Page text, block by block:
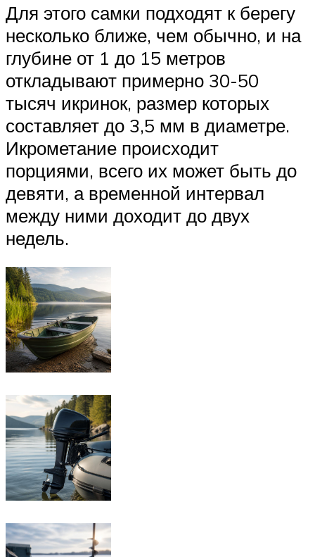
Для этого самки подходят к берегу
несколько ближе, чем обычно, и на
глубине от 1 до 15 метров
откладывают примерно 30-50
тысяч икринок, размер которых
составляет до 3,5 мм в диаметре.
Икрометание происходит
порциями, всего их может быть до
девяти, а временной интервал
между ними доходит до двух
недель.